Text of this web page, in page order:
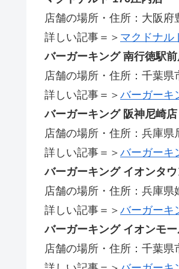
店舗の場所・住所：大阪府
詳しい記事＝＞ マクドナル
バーガーキング 南行徳駅
店舗の場所・住所：千葉
詳しい記事＝＞ バーガーキ
バーガーキング 阪神尼崎店
店舗の場所・住所：兵庫
詳しい記事＝＞ バーガーキ
バーガーキング イオンタ
店舗の場所・住所：兵庫県
詳しい記事＝＞ バーガーキ
バーガーキング イオンモ
店舗の場所・住所：千葉